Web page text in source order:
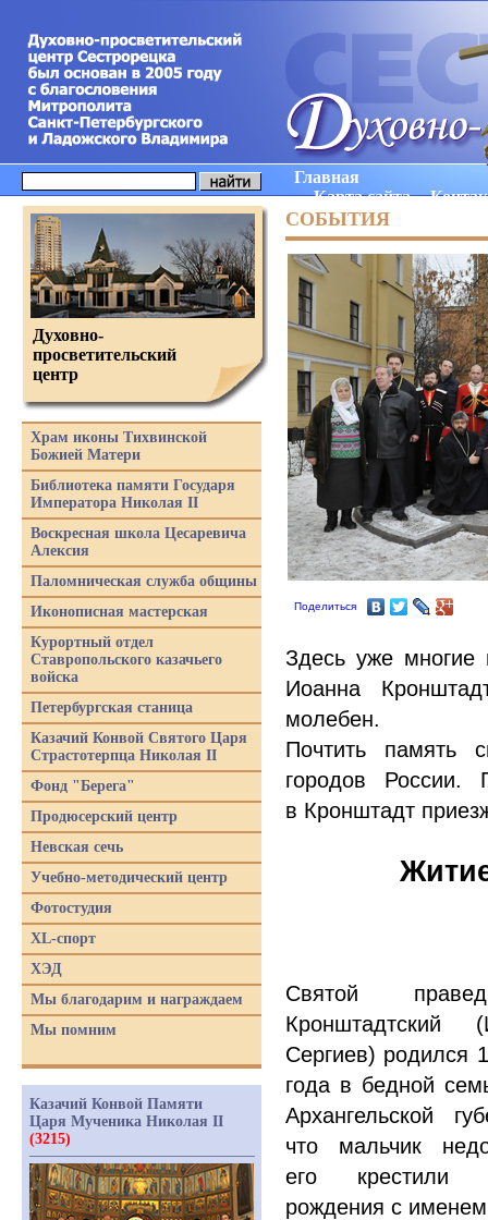
Главная
Карта сайта
СОБЫТИЯ
Поделиться
Здесь уже многие
Иоанна
молебен.
Почтить память
городов
в Кронштадт
Святой
Кронштадтский
Сергиев) родился
года в бедной
Архангельской
что мальчик
его крестили
рождения с
Духовно-
просветительский
центр
Храм иконы Тихвинской
Божией Матери
Библиотека памяти Государя
Императора Николая II
Воскресная школа Цесаревича
Алексия
Паломническая служба общины
Иконописная мастерская
Курортный отдел
Ставропольского казачьего
войска
Петербургская станица
Казачий Конвой Святого Царя
Страстотерпца Николая II
Фонд "Берега"
Продюсерский центр
Невская сечь
Учебно-методический центр
Фотостудия
XL-спорт
ХЭД
Мы благодарим и награждаем
Мы помним
Казачий Конвой Памяти
Царя Мученика Николая II
(3215)